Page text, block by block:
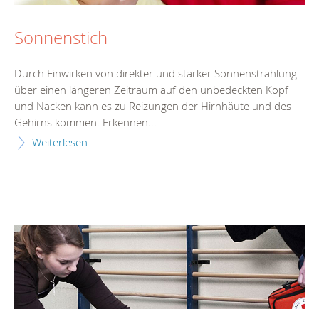
Sonnenstich
Durch Einwirken von direkter und starker Sonnenstrahlung
über einen längeren Zeitraum auf den unbedeckten Kopf
und Nacken kann es zu Reizungen der Hirnhäute und des
Gehirns kommen. Erkennen...
Weiterlesen